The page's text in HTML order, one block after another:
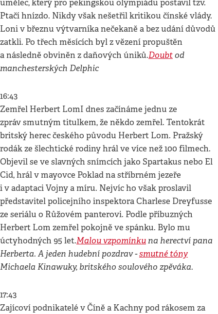
umělec, který pro pekingskou olympiádu postavil tzv.
Ptačí hnízdo. Nikdy však nešetřil kritikou čínské vlády.
Loni v březnu výtvarníka nečekaně a bez udání důvodů
zatkli. Po třech měsících byl z vězení propuštěn
a následně obviněn z daňových úniků.Doubtod
manchesterských Delphic
16:43
Zemřel Herbert LomI dnes začínáme jednu ze
zpráv smutným titulkem, že někdo zemřel. Tentokrát
britský herec českého původu Herbert Lom. Pražský
rodák ze šlechtické rodiny hrál ve více než 100 filmech.
Objevil se ve slavných snímcích jako Spartakus nebo El
Cid, hrál v mayovce Poklad na stříbrném jezeře
i v adaptaci Vojny a míru. Nejvíc ho však proslavil
představitel policejního inspektora Charlese Dreyfusse
ze seriálu o Růžovém panterovi. Podle příbuzných
Herbert Lom zemřel pokojně ve spánku. Bylo mu
úctyhodných 95 let.Malou vzpomínkuna herectví pana
Herberta. A jeden hudební pozdrav -smutné tóny
Michaela Kinawuky, britského soulového zpěváka.
17:43
Zajícoví podnikatelé v Číně a Kachny pod rákosem za